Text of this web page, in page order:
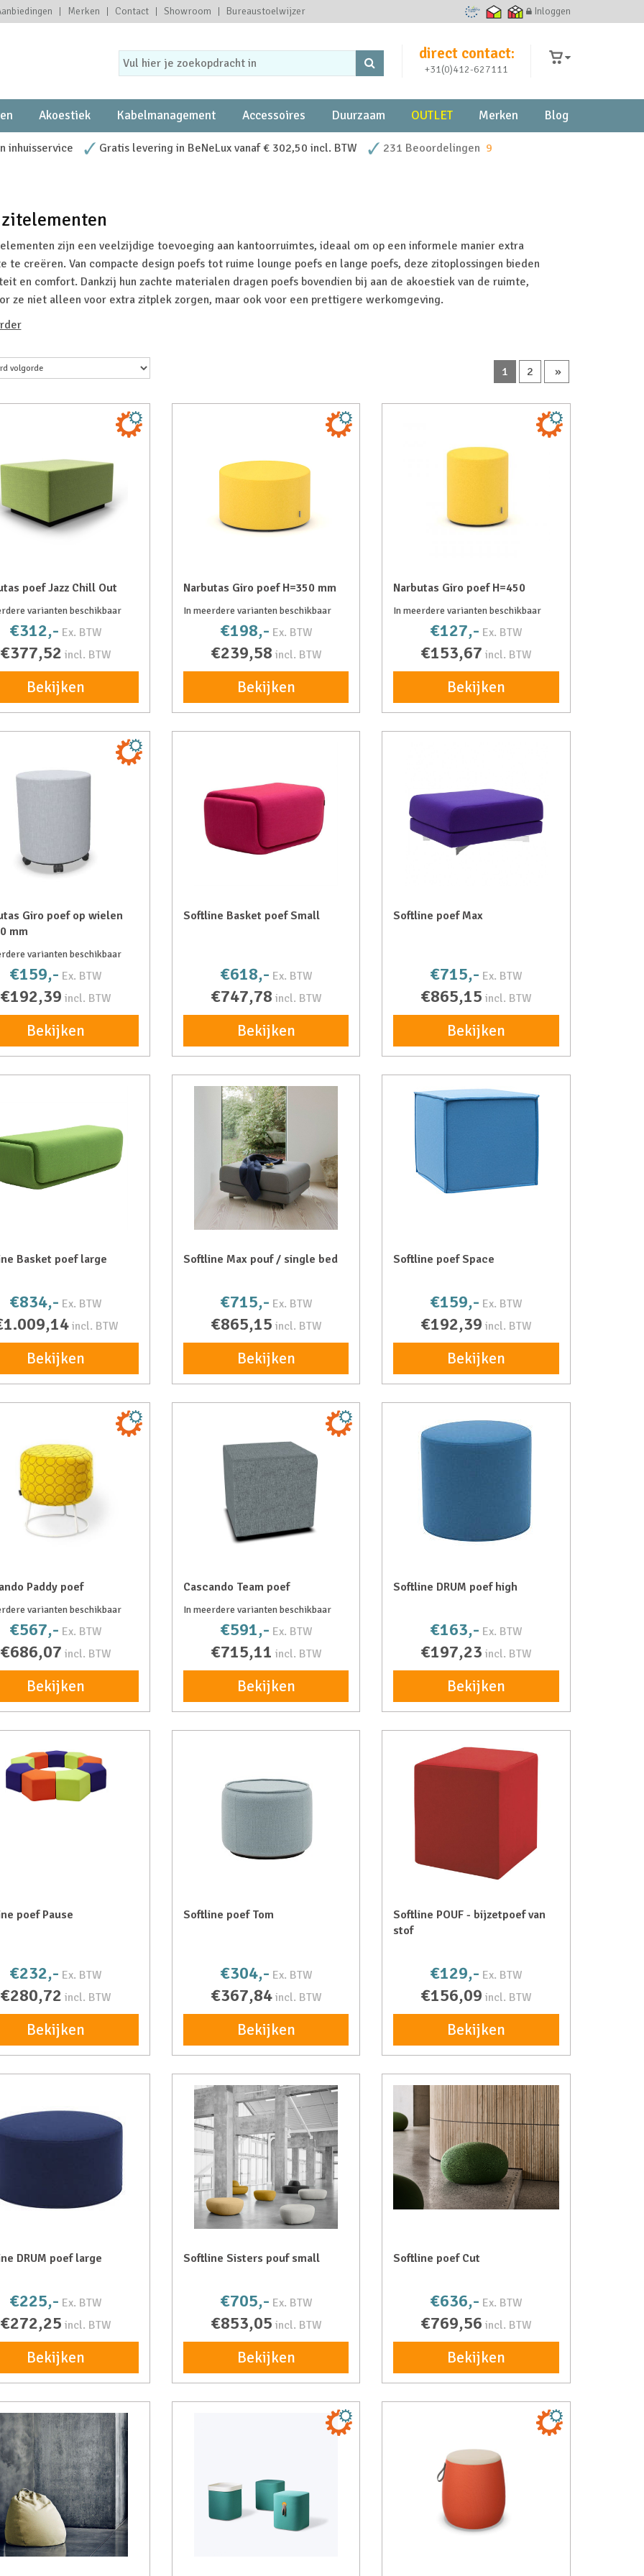
Merken Contact Showroom Bureaustoelwijzer Ecommerce Europe Trustmark
Thuiswinkel waarborg
Thuiswinkel zakelijk
Inloggen
direct contact:
+31(0)412-627111
Akoestiek Kabelmanagement Accessoires Duurzaam OUTLET Merken Blog
inhuisservice Gratis levering in BeNeLux vanaf € 302,50 incl. BTW 231 Beoordelingen 9
zitelementen
zijn een veelzijdige toevoeging aan kantoorruimtes, ideaal om op een informele manier extra
te creëren. Van compacte design poefs tot ruime lounge poefs en lange poefs, deze zitoplossingen bieden
en comfort. Dankzij hun zachte materialen dragen poefs bovendien bij aan de akoestiek van de ruimte,
ze niet alleen voor extra zitplekzorgen, maar ook voor een prettigere werkomgeving.
1 2 »
poef Jazz Chill Out
varianten beschikbaar
€312,- Ex. BTW
€377,52 incl. BTW
Bekijken
Narbutas Giro poef H=350 mm
In meerdere varianten beschikbaar
€198,- Ex. BTW
€239,58 incl. BTW
Bekijken
Narbutas Giro poef H=450
In meerdere varianten beschikbaar
€127,- Ex. BTW
€153,67 incl. BTW
Bekijken
Giro poef op wielen
mm
varianten beschikbaar
€159,- Ex. BTW
€192,39 incl. BTW
Bekijken
Softline Basket poef Small
€618,- Ex. BTW
€747,78 incl. BTW
Bekijken
Softline poef Max
€715,- Ex. BTW
€865,15 incl. BTW
Bekijken
Basket poef large
€834,- Ex. BTW
incl. BTW
Bekijken
Softline Max pouf / single bed
€715,- Ex. BTW
€865,15 incl. BTW
Bekijken
Softline poef Space
€159,- Ex. BTW
€192,39 incl. BTW
Bekijken
Paddy poef
varianten beschikbaar
€567,- Ex. BTW
€686,07 incl. BTW
Bekijken
Cascando Team poef
In meerdere varianten beschikbaar
€591,- Ex. BTW
€715,11 incl. BTW
Bekijken
Softline DRUM poef high
€163,- Ex. BTW
€197,23 incl. BTW
Bekijken
poef Pause
€232,- Ex. BTW
€280,72 incl. BTW
Bekijken
Softline poef Tom
€304,- Ex. BTW
€367,84 incl. BTW
Bekijken
Softline POUF - bijzetpoef van
stof
€129,- Ex. BTW
€156,09 incl. BTW
Bekijken
DRUM poef large
€225,- Ex. BTW
€272,25 incl. BTW
Bekijken
Softline Sisters pouf small
€705,- Ex. BTW
€853,05 incl. BTW
Bekijken
Softline poef Cut
€636,- Ex. BTW
€769,56 incl. BTW
Bekijken